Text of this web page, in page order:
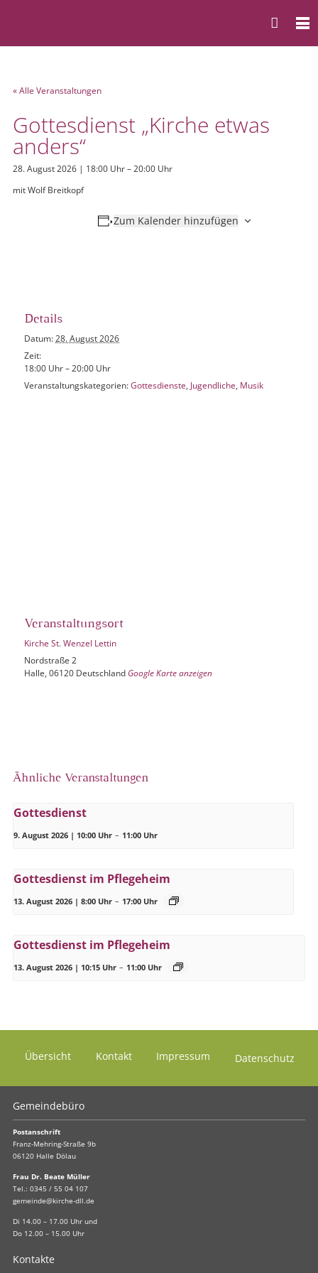
« Alle Veranstaltungen
Gottesdienst „Kirche etwas
anders“
28. August 2026 | 18:00 Uhr–20:00 Uhr
mit Wolf Breitkopf
Zum Kalender hinzufügen
Details
Datum: 28. August 2026
Zeit:
18:00 Uhr – 20:00 Uhr
Veranstaltungskategorien: Gottesdienste,Jugendliche, Musik
Veranstaltungsort
Kirche St. Wenzel Lettin
Nordstraße 2
Halle, 06120 Deutschland Google Karte anzeigen
Ähnliche Veranstaltungen
Gottesdienst
9. August 2026 | 10:00 Uhr – 11:00 Uhr
Gottesdienst im Pflegeheim
13. August 2026 | 8:00 Uhr – 17:00 Uhr
Gottesdienst im Pflegeheim
13. August 2026 | 10:15 Uhr – 11:00 Uhr
Übersicht Kontakt Impressum Datenschutz
Gemeindebüro
Postanschrift
Franz-Mehring-Straße 9b
06120 Halle Dölau
Frau Dr. Beate Müller
Tel.: 0345 / 55 04 107
gemeinde@kirche-dll.de
Di 14.00 – 17.00 Uhr und
Do 12.00 – 15.00 Uhr
Kontakte